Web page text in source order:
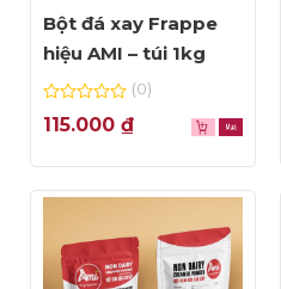
Bột đá xay Frappe
hiệu AMI – túi 1kg
0
out
(0)
115.000 ₫